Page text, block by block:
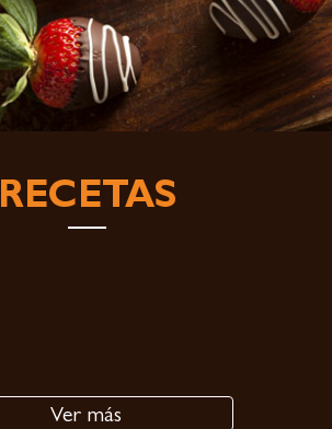
RECETAS
Ver más